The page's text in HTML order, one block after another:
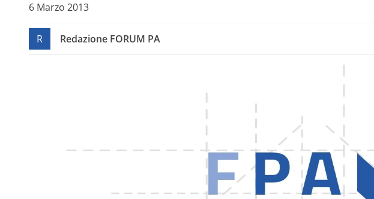
6 Marzo 2013
R Redazione FORUM PA